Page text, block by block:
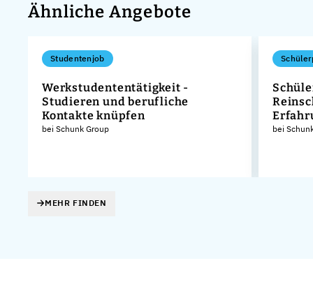
Ähnliche Angebote
Studentenjob
Werkstudententätigkeit -
Studieren und berufliche
Kontakte knüpfen
bei Schunk Group bei
MEHR FINDEN